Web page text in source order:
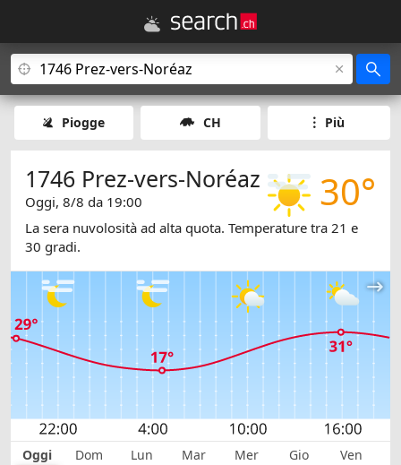
Piogge CH Più
30°
1746 Prez-vers-Noréaz
Oggi, 8/8 da 19:00
La sera nuvolosità ad alta quota. Temperature tra 21 e
30 gradi.
Oggi Dom Lun Mar Mer Gio Ven